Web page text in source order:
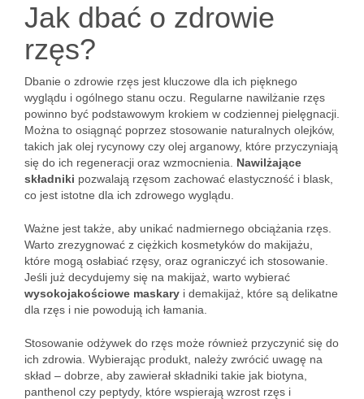
Jak dbać o zdrowie
rzęs?
Dbanie o zdrowie rzęs jest kluczowe dla ich pięknego
wyglądu i ogólnego stanu oczu. Regularne nawilżanie rzęs
powinno być podstawowym krokiem w codziennej pielęgnacji.
Można to osiągnąć poprzez stosowanie naturalnych olejków,
takich jak olej rycynowy czy olej arganowy, które przyczyniają
się do ich regeneracji oraz wzmocnienia. Nawilżające
składniki pozwalają rzęsom zachować elastyczność i blask,
co jest istotne dla ich zdrowego wyglądu.
Ważne jest także, aby unikać nadmiernego obciążania rzęs.
Warto zrezygnować z ciężkich kosmetyków do makijażu,
które mogą osłabiać rzęsy, oraz ograniczyć ich stosowanie.
Jeśli już decydujemy się na makijaż, warto wybierać
wysokojakościowe maskary i demakijaż, które są delikatne
dla rzęs i nie powodują ich łamania.
Stosowanie odżywek do rzęs może również przyczynić się do
ich zdrowia. Wybierając produkt, należy zwrócić uwagę na
skład – dobrze, aby zawierał składniki takie jak biotyna,
panthenol czy peptydy, które wspierają wzrost rzęs i